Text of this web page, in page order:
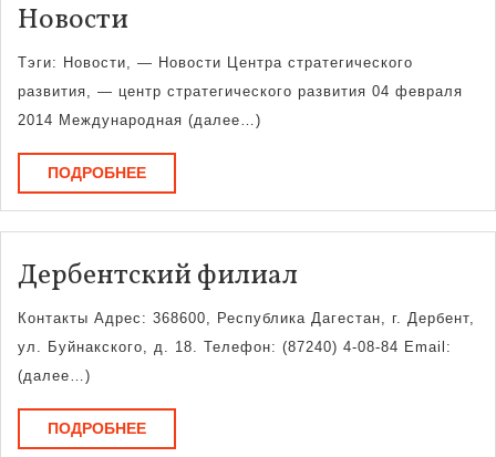
Новости
Тэги: Новости, — Новости Центра стратегического
развития, — центр стратегического развития 04 февраля
2014 Международная (далее…)
ПОДРОБНЕЕПОДРОБНЕЕ
Дербентский филиал
филиал
Контакты Адрес: 368600, Республика Дагестан, г. Дербент,
ул. Буйнакского, д. 18. Телефон: (87240) 4-08-84 Email:
(далее…)
ПОДРОБНЕЕПОДРОБНЕЕ